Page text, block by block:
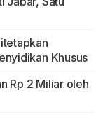
Khusus
Rp 2 Miliar oleh